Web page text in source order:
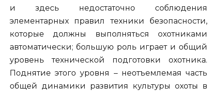
и здесь недостаточно соблюдения
элементарных правил техники безопасности,
которые должны выполняться охотниками
автоматически; большую роль играет и общий
уровень технической подготовки охотника.
Поднятие этого уровня – неотъемлемая часть
общей динамики развития культуры охоты в